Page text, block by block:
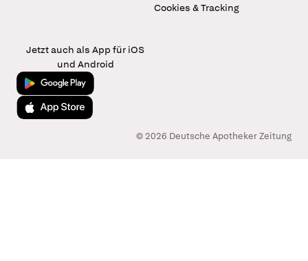
Cookies & Tracking
Jetzt auch als App für iOS
und Android
Jetzt bei Google Play
Laden im App Store
© 2026 Deutsche Apotheker Zeitung